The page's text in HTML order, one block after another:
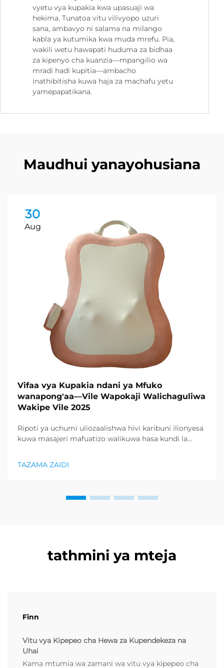
vyetu vya kupakia kwa upasuaji wa
hekima. Tunatoa vitu vilivyopo uzuri
sana, ambavyo ni salama na milango
kabla ya kutumika kwa muda mrefu. Pia,
wakili wetu hawapati huduma za bidhaa
za kipenyo cha kuanzia—mpangilio wa
mradi hadi kupitia—ambacho
inathibitisha kuwa haja za machafu yetu
yamepapatikana.
Maudhui yanayohusiana
30
Aug
Vifaa vya Kupakia ndani ya Mfuko
wanapong'aa—Vile Wapokaji Walichaguliwa
Wakipe Vile 2025
Ripoti ya uchumi uliozaalishwa hivi karibuni ilionyesa
kuwa masajeri mafuatizo walikuwa hasa kundi la
kurejesha. Wakuzaji wamekuwa wamefahamu ...
TAZAMA ZAIDI
tathmini ya mteja
Finn
Vitu vya Kipepeo cha Hewa za Kupendekeza na
Uhai
Kama mtumia wa zamani wa vitu vya kipepeo cha